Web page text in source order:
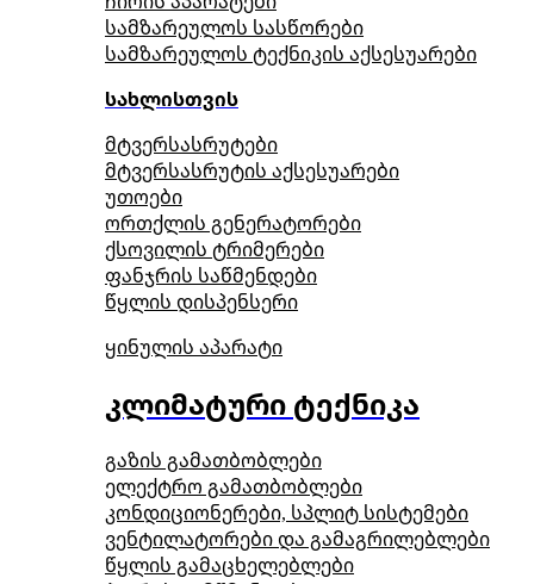
სამზარეულოს სასწორები
სამზარეულოს ტექნიკის აქსესუარები
სახლისთვის
მტვერსასრუტები
მტვერსასრუტის აქსესუარები
უთოები
ორთქლის გენერატორები
ქსოვილის ტრიმერები
ფანჯრის საწმენდები
წყლის დისპენსერი
ყინულის აპარატი
კლიმატური ტექნიკა
გაზის გამათბობლები
ელექტრო გამათბობლები
კონდიციონერები, სპლიტ სისტემები
ვენტილატორები და გამაგრილებლები
წყლის გამაცხელებლები